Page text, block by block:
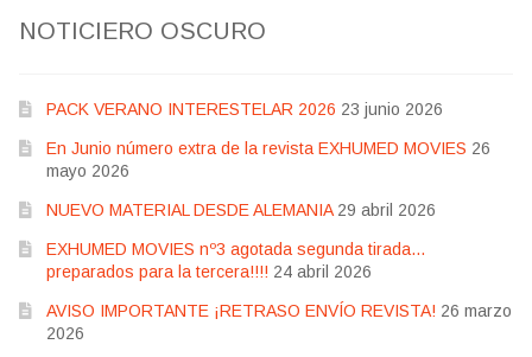
NOTICIERO OSCURO
PACK VERANO INTERESTELAR 2026 23 junio 2026
En Junio número extra de la revista EXHUMED MOVIES 26
mayo 2026
NUEVO MATERIAL DESDE ALEMANIA 29 abril 2026
EXHUMED MOVIES nº3 agotada segunda tirada…
preparados para la tercera!!!! 24 abril 2026
AVISO IMPORTANTE ¡RETRASO ENVÍO REVISTA! 26 marzo
2026